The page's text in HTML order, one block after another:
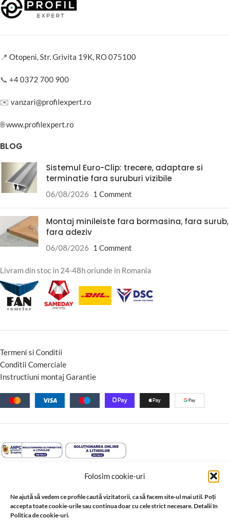
Folosim cookie-uri
Ne ajută să vedem ce profile caută vizitatorii, ca să facem site-ul mai util. Poți
accepta toate cookie-urile sau continua doar cu cele strict necesare. Detalii în
Politica de cookie-uri.
📍 Otopeni, Str. Grivita 19K, RO 075100
📞 +4 0372 700 900
✉️ vanzari@profilexpert.ro
🌐www.profilexpert.ro
BLOG
Sistemul Euro-Clip: trecere, adaptare si
terminatie fara suruburi vizibile
06/08/2026 1 Comment
Montaj minileiste fara bormasina, fara surub,
fara adeziv
06/08/2026 1 Comment
Livram din stoc in 24-48h oriunde in Romania
Termeni si Conditii
Conditii Comerciale
Instructiuni montaj Garantie